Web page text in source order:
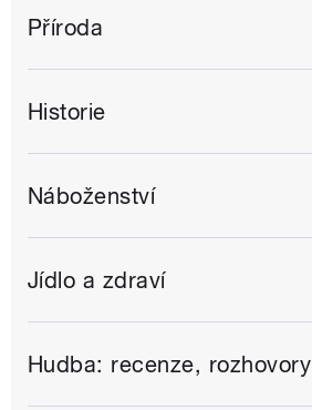
Příroda
Historie
Náboženství
Jídlo a zdraví
Hudba: recenze, rozhovory